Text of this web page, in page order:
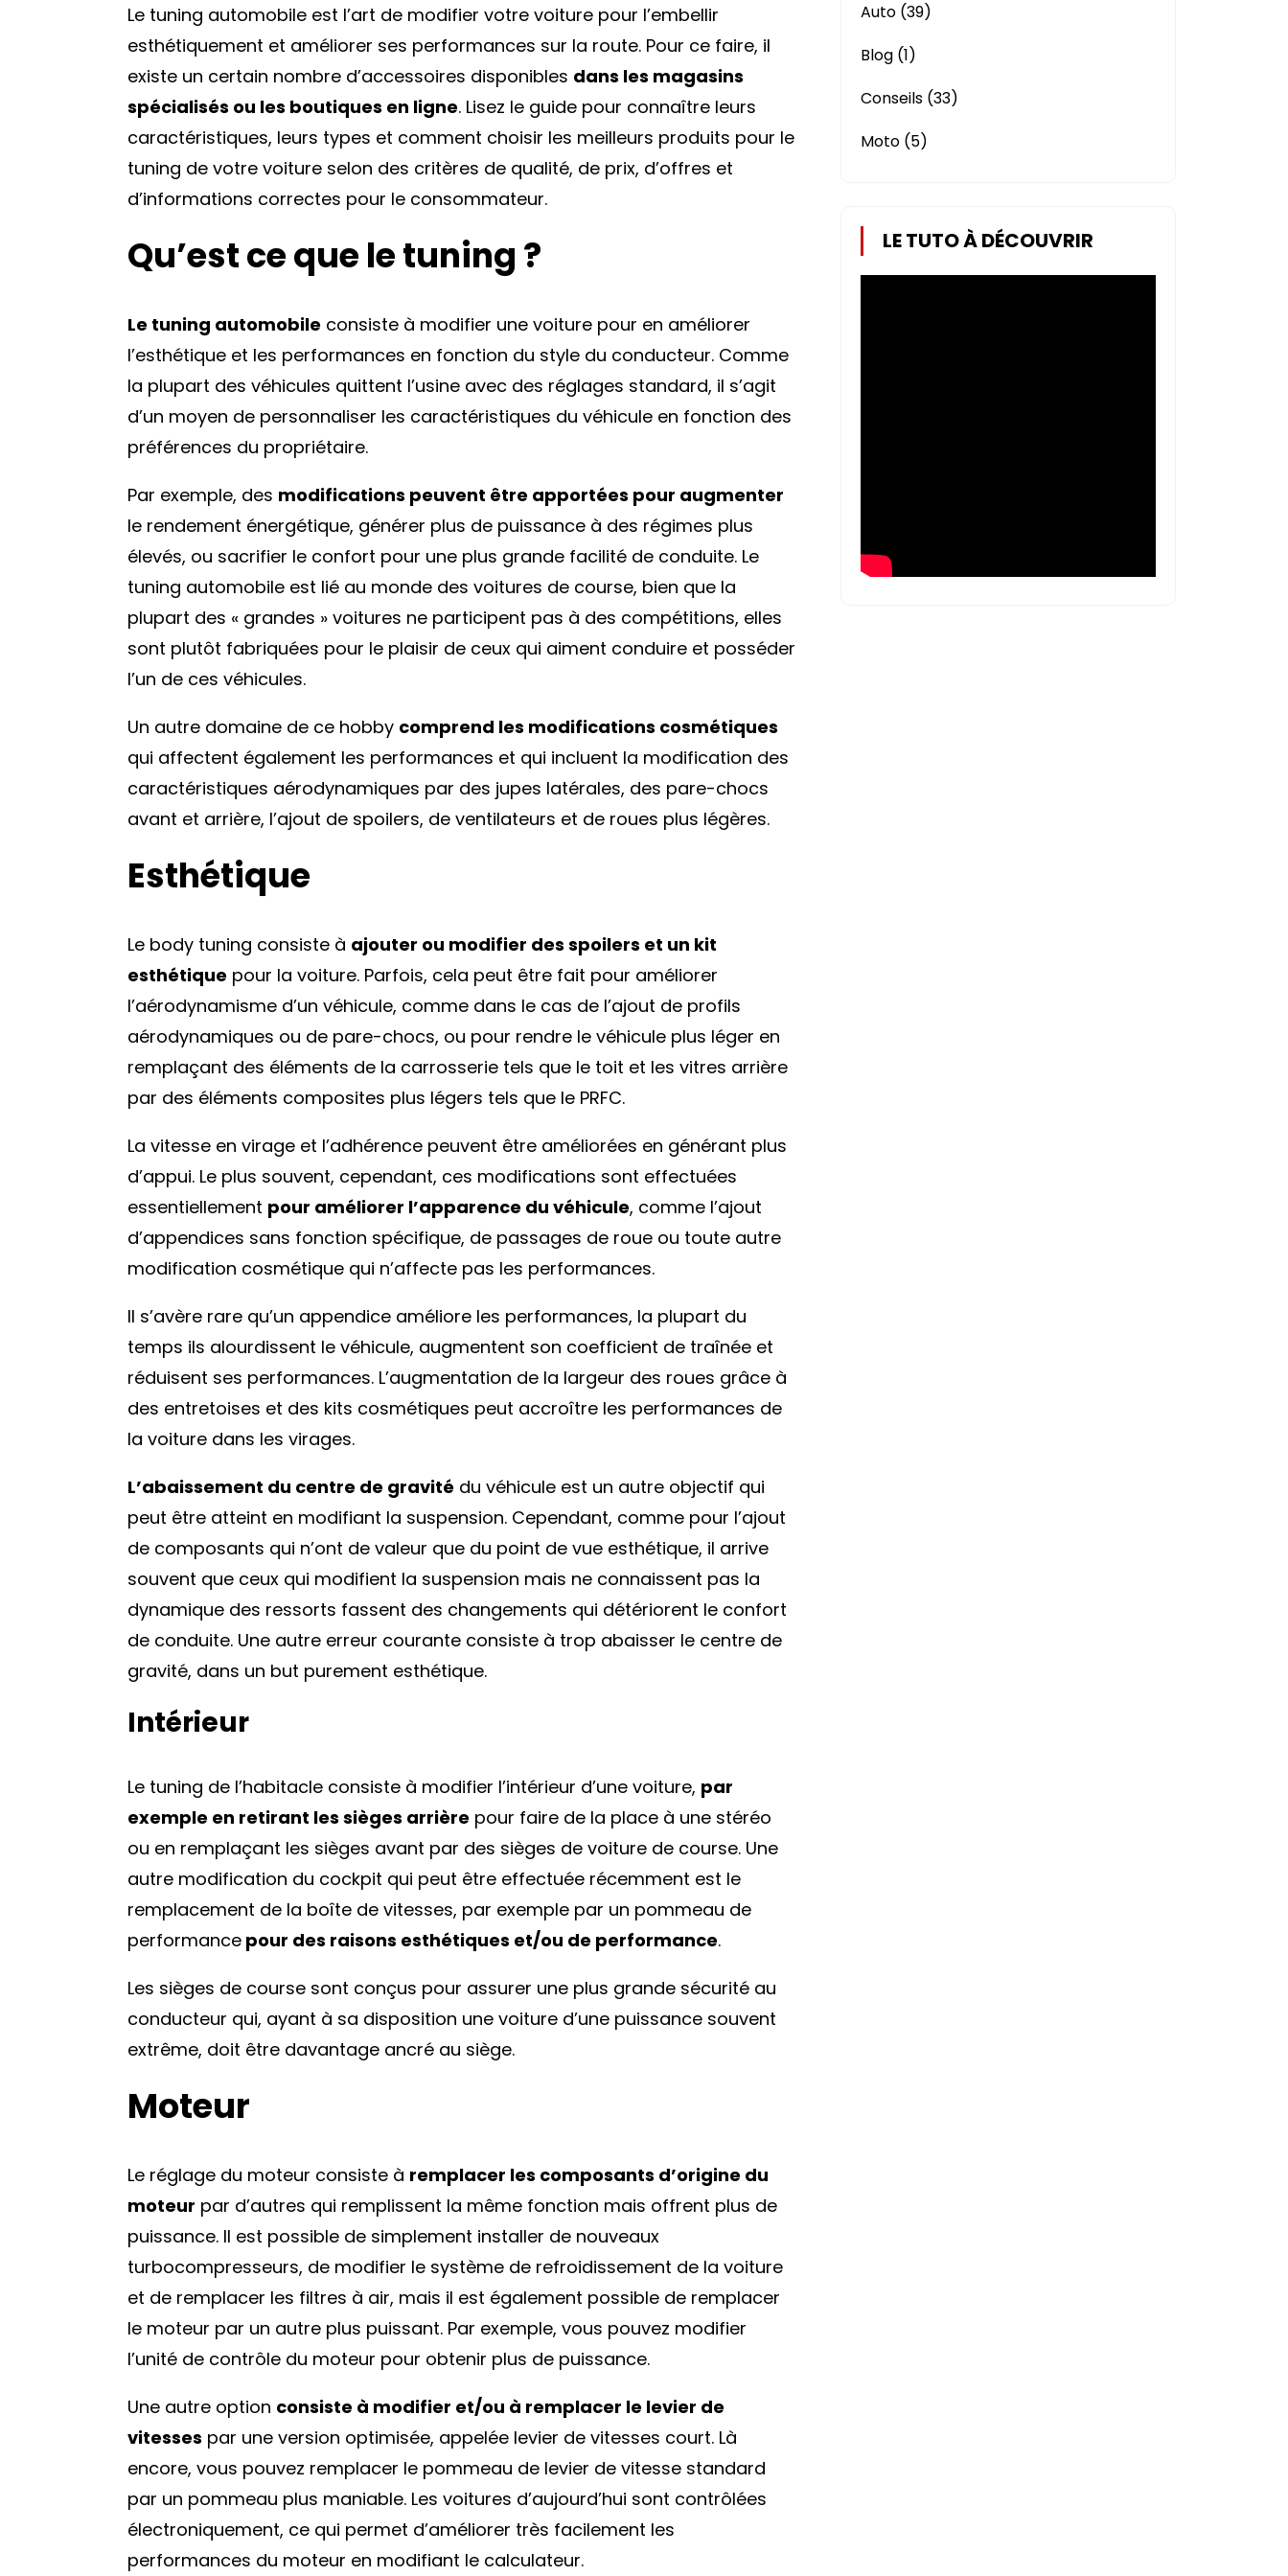
Le tuning automobile est l’art de modifier votre voiture pour l’embellir
esthétiquement et améliorer ses performances sur la route. Pour ce faire, il
existe un certain nombre d’accessoires disponibles dans les magasins
spécialisés ou les boutiques en ligne. Lisez le guide pour connaître leurs
caractéristiques, leurs types et comment choisir les meilleurs produits pour le
tuning de votre voiture selon des critères de qualité, de prix, d’offres et
d’informations correctes pour le consommateur.
Qu’est ce que le tuning ?
Le tuning automobile consiste à modifier une voiture pour en améliorer
l’esthétique et les performances en fonction du style du conducteur. Comme
la plupart des véhicules quittent l’usine avec des réglages standard, il s’agit
d’un moyen de personnaliser les caractéristiques du véhicule en fonction des
préférences du propriétaire.
Par exemple, des modifications peuvent être apportées pour augmenter
le rendement énergétique, générer plus de puissance à des régimes plus
élevés, ou sacrifier le confort pour une plus grande facilité de conduite. Le
tuning automobile est lié au monde des voitures de course, bien que la
plupart des « grandes » voitures ne participent pas à des compétitions, elles
sont plutôt fabriquées pour le plaisir de ceux qui aiment conduire et posséder
l’un de ces véhicules.
Un autre domaine de ce hobby comprend les modifications cosmétiques
qui affectent également les performances et qui incluent la modification des
caractéristiques aérodynamiques par des jupes latérales, des pare-chocs
avant et arrière, l’ajout de spoilers, de ventilateurs et de roues plus légères.
Esthétique
Le body tuning consiste à ajouter ou modifier des spoilers et un kit
esthétique pour la voiture. Parfois, cela peut être fait pour améliorer
l’aérodynamisme d’un véhicule, comme dans le cas de l’ajout de profils
aérodynamiques ou de pare-chocs, ou pour rendre le véhicule plus léger en
remplaçant des éléments de la carrosserie tels que le toit et les vitres arrière
par des éléments composites plus légers tels que le PRFC.
La vitesse en virage et l’adhérence peuvent être améliorées en générant plus
d’appui. Le plus souvent, cependant, ces modifications sont effectuées
essentiellement pour améliorer l’apparence du véhicule, comme l’ajout
d’appendices sans fonction spécifique, de passages de roue ou toute autre
modification cosmétique qui n’affecte pas les performances.
Il s’avère rare qu’un appendice améliore les performances, la plupart du
temps ils alourdissent le véhicule, augmentent son coefficient de traînée et
réduisent ses performances. L’augmentation de la largeur des roues grâce à
des entretoises et des kits cosmétiques peut accroître les performances de
la voiture dans les virages.
L’abaissement du centre de gravité du véhicule est un autre objectif qui
peut être atteint en modifiant la suspension. Cependant, comme pour l’ajout
de composants qui n’ont de valeur que du point de vue esthétique, il arrive
souvent que ceux qui modifient la suspension mais ne connaissent pas la
dynamique des ressorts fassent des changements qui détériorent le confort
de conduite. Une autre erreur courante consiste à trop abaisser le centre de
gravité, dans un but purement esthétique.
Intérieur
Le tuning de l’habitacle consiste à modifier l’intérieur d’une voiture, par
exemple en retirant les sièges arrière pour faire de la place à une stéréo
ou en remplaçant les sièges avant par des sièges de voiture de course. Une
autre modification du cockpit qui peut être effectuée récemment est le
remplacement de la boîte de vitesses, par exemple par un pommeau de
performance pour des raisons esthétiques et/ou de performance.
Les sièges de course sont conçus pour assurer une plus grande sécurité au
conducteur qui, ayant à sa disposition une voiture d’une puissance souvent
extrême, doit être davantage ancré au siège.
Moteur
Le réglage du moteur consiste à remplacer les composants d’origine du
moteur par d’autres qui remplissent la même fonction mais offrent plus de
puissance. Il est possible de simplement installer de nouveaux
turbocompresseurs, de modifier le système de refroidissement de la voiture
et de remplacer les filtres à air, mais il est également possible de remplacer
le moteur par un autre plus puissant. Par exemple, vous pouvez modifier
l’unité de contrôle du moteur pour obtenir plus de puissance.
Une autre option consiste à modifier et/ou à remplacer le levier de
vitesses par une version optimisée, appelée levier de vitesses court. Là
encore, vous pouvez remplacer le pommeau de levier de vitesse standard
par un pommeau plus maniable. Les voitures d’aujourd’hui sont contrôlées
électroniquement, ce qui permet d’améliorer très facilement les
performances du moteur en modifiant le calculateur.
Auto (39)
Blog (1)
Conseils (33)
Moto (5)
LE TUTO À DÉCOUVRIR